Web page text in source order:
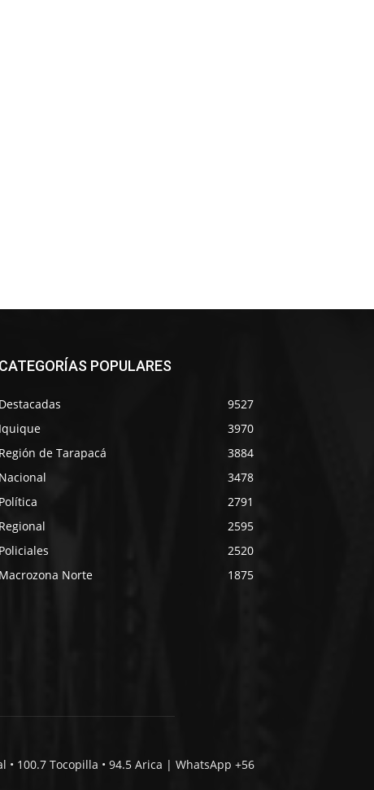
CATEGORÍAS POPULARES
Destacadas
9527
Iquique
3970
Región de Tarapacá
3884
Nacional
3478
Política
2791
Regional
2595
Policiales
2520
Macrozona Norte
1875
100.7 Tocopilla • 94.5 Arica | WhatsApp +56